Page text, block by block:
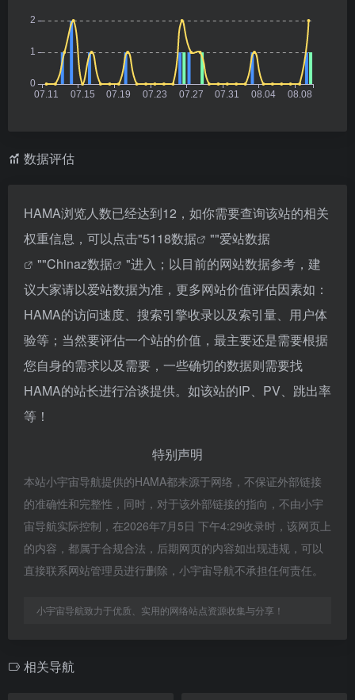
数据评估
HAMA浏览人数已经达到12，如你需要查询该站的相关
权重信息，可以点击"5118数据 ""爱站数据
""Chinaz数据
"进入；以目前的网站数据参考，建
议大家请以爱站数据为准，更多网站价值评估因素如：
HAMA的访问速度、搜索引擎收录以及索引量、用户体
验等；当然要评估一个站的价值，最主要还是需要根据
您自身的需求以及需要，一些确切的数据则需要找
HAMA的站长进行洽谈提供。如该站的IP、PV、跳出率
等！
特别声明
本站小宇宙导航提供的HAMA都来源于网络，不保证外部链接
的准确性和完整性，同时，对于该外部链接的指向，不由小宇
宙导航实际控制，在2026年7月5日 下午4:29收录时，该网页上
的内容，都属于合规合法，后期网页的内容如出现违规，可以
直接联系网站管理员进行删除，小宇宙导航不承担任何责任。
小宇宙导航致力于优质、实用的网络站点资源收集与分享！
相关导航